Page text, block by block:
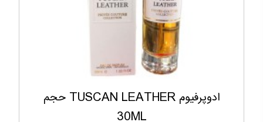
ادوپرفیوم TUSCAN LEATHER حجم
30ML